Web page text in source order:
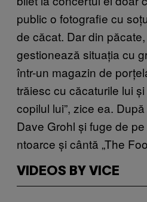
public o fotografie cu
de căcat. Dar din
gestionează situația cu
într-un magazin de
trăiesc cu căcaturile lui
copilul lui”, zice ea.
Dave Grohl și fuge de
ntoarce și cântă „The
VIDEOS BY VICE